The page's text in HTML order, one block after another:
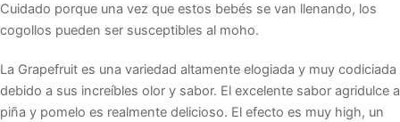
Cuidado porque una vez que estos bebés se van llenando, los
cogollos pueden ser susceptibles al moho.
La Grapefruit es una variedad altamente elogiada y muy codiciada
debido a sus increíbles olor y sabor. El excelente sabor agridulce a
piña y pomelo es realmente delicioso. El efecto es muy high, un